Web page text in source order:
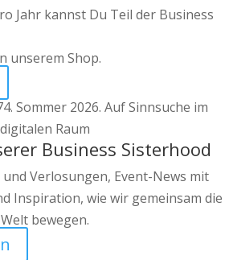
Jahr kannst Du Teil der Business
unserem Shop.
Business Sisterhood
Verlosungen, Event-News mit
Inspiration, wie wir gemeinsam die
Welt bewegen.